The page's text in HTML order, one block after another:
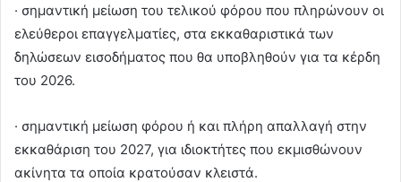
· σημαντική μείωση του τελικού φόρου που πληρώνουν οι
ελεύθεροι επαγγελματίες, στα εκκαθαριστικά των
δηλώσεων εισοδήματος που θα υποβληθούν για τα κέρδη
του 2026.
· σημαντική μείωση φόρου ή και πλήρη απαλλαγή στην
εκκαθάριση του 2027, για ιδιοκτήτες που εκμισθώνουν
ακίνητα τα οποία κρατούσαν κλειστά.